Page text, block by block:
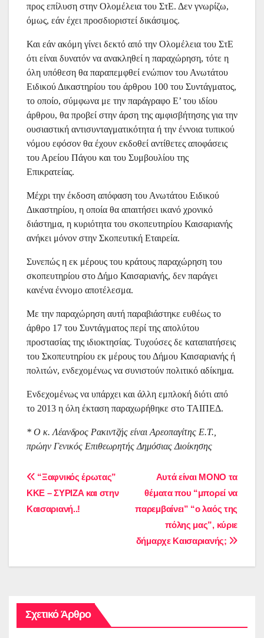
προς επίλυση στην Ολομέλεια του ΣτΕ. Δεν γνωρίζω,
όμως, εάν έχει προσδιοριστεί δικάσιμος.
Και εάν ακόμη γίνει δεκτό από την Ολομέλεια του ΣτΕ
ότι είναι δυνατόν να ανακληθεί η παραχώρηση, τότε η
όλη υπόθεση θα παραπεμφθεί ενώπιον του Ανωτάτου
Ειδικού Δικαστηρίου του άρθρου 100 του Συντάγματος,
το οποίο, σύμφωνα με την παράγραφο Ε’ του ιδίου
άρθρου, θα προβεί στην άρση της αμφισβήτησης για την
ουσιαστική αντισυνταγματικότητα ή την έννοια τυπικού
νόμου εφόσον θα έχουν εκδοθεί αντίθετες αποφάσεις
του Αρείου Πάγου και του Συμβουλίου της
Επικρατείας.
Μέχρι την έκδοση απόφαση του Ανωτάτου Ειδικού
Δικαστηρίου, η οποία θα απαιτήσει ικανό χρονικό
διάστημα, η κυριότητα του σκοπευτηρίου Καισαριανής
ανήκει μόνον στην Σκοπευτική Εταιρεία.
Συνεπώς η εκ μέρους του κράτους παραχώρηση του
σκοπευτηρίου στο Δήμο Καισαριανής, δεν παράγει
κανένα έννομο αποτέλεσμα.
Με την παραχώρηση αυτή παραβιάστηκε ευθέως το
άρθρο 17 του Συντάγματος περί της απολύτου
προστασίας της ιδιοκτησίας. Τυχούσες δε καταπατήσεις
του Σκοπευτηρίου εκ μέρους του Δήμου Καισαριανής ή
πολιτών, ενδεχομένως να συνιστούν πολιτικό αδίκημα.
Ενδεχομένως να υπάρχει και άλλη εμπλοκή διότι από
το 2013 η όλη έκταση παραχωρήθηκε στο ΤΑΙΠΕΔ.
* Ο κ. Λέανδρος Ρακιντζής είναι Αρεοπαγίτης Ε.Τ.,
πρώην Γενικός Επιθεωρητής Δημόσιας Διοίκησης
Πλοήγηση
άρθρων
Αυτά είναι ΜΟΝΟ τα
θέματα που “μπορεί να
παρεμβαίνει” “ο λαός της
πόλης μας”, κύριε
δήμαρχε Καισαριανής;
“Ξαφνικός έρωτας”
ΚΚΕ – ΣΥΡΙΖΑ και στην
Καισαριανή..!
Σχετικό Άρθρο